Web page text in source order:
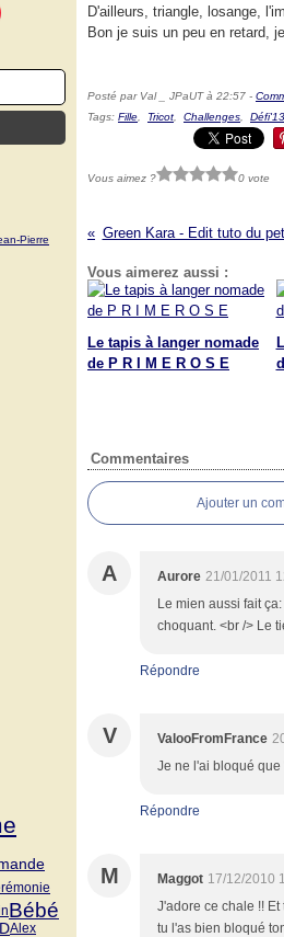
Pierre
Bébé
Alex
D'ailleurs, triangle, losange,
Bon je suis un peu en retard,
Posté par Val _ JPaUT à 22:57 -
Tags: Fille Tricot Challenges Défi'13
Vous aimez ? 0 vote
Green Kara - Edit tuto du
Vous aimerez aussi :
Le tapis à langer nomade
de P R I M E R O S E
Commentaires
Ajouter un
A Aurore 21/01/2011
Le mien aussi fait
choquant. <br /> Le
Répondre
V ValooFromFrance
Je ne l'ai bloqué que
Répondre
M Maggot 17/12/2010
J'adore ce chale !!
tu l'as bien bloqué